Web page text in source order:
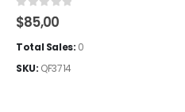
0out of 5
$85,00
Total Sales: 0
SKU: QF3714